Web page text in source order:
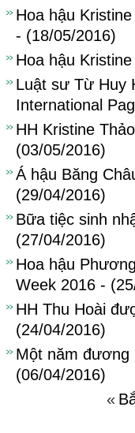
Hoa hậu
- (18/05/2016)
Hoa hậu
Luật sư Từ Huy
International
HH Kristine
(03/05/2016)
Á hậu Băng
(29/04/2016)
Bữa tiệc sinh
(27/04/2016)
Hoa hậu
Week 2016 -
HH Thu Hoài
(24/04/2016)
Một năm đương
(06/04/2016)
«